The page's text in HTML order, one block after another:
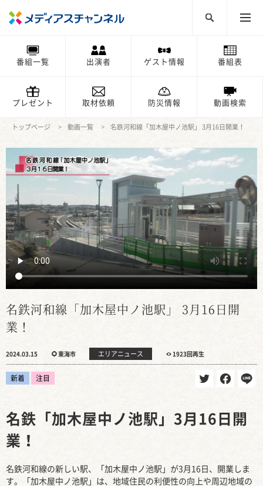
番組一覧 出演者 ゲスト情報 番組表
プレゼント 取材依頼 防災情報 動画検索
トップページ 動画一覧 名鉄河和線「加木屋中ノ池駅」 3月16日開業！
名鉄河和線「加木屋中ノ池駅」 3月16日開
業！
2024.03.15 東海市 エリアニュース 1923回再生
新着 注目
名鉄「加木屋中ノ池駅」3月16日開
業！
名鉄河和線の新しい駅、「加木屋中ノ池駅」が3月16日、開業しま
す。「加木屋中ノ池駅」は、地域住民の利便性の向上や周辺地域の